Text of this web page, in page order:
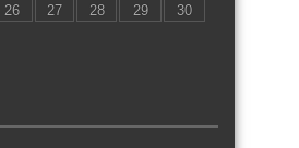
26 27 28 29
30